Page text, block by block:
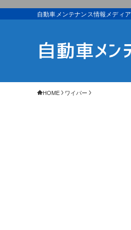
自動車メンテナンス情報メディア
HOME ワイパー